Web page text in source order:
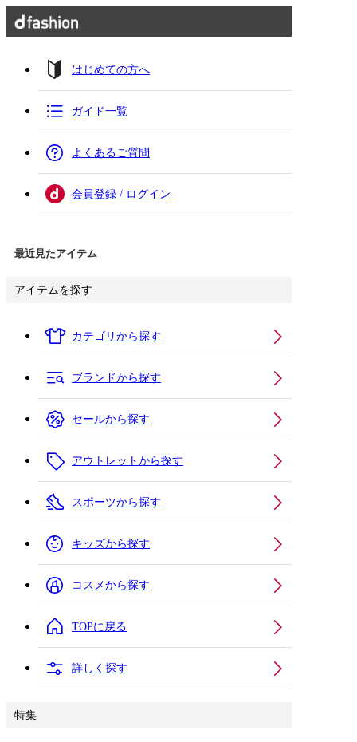
はじめての方へ
ガイド一覧
よくあるご質問
会員登録 / ログイン
最近見たアイテム
アイテムを探す
カテゴリから探す
ブランドから探す
セールから探す
アウトレットから探す
スポーツから探す
キッズから探す
コスメから探す
TOPに戻る
詳しく探す
特集